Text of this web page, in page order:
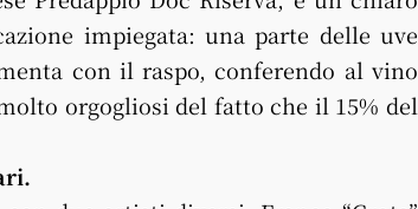
impiegata: una parte delle uve
con il raspo, conferendo al vino
orgogliosi del fatto che il 15% del